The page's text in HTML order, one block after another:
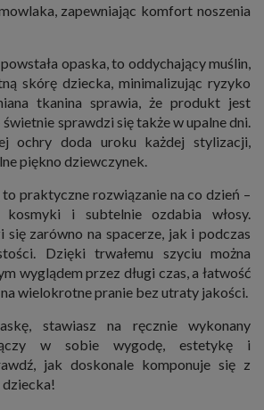
zapewniając komfort noszenia
opaska, to oddychający muślin,
skórę dziecka, minimalizując ryzyko
tkanina sprawia, że produkt jest
sprawdzi się także w upalne dni.
ochry doda uroku każdej stylizacji,
piękno dziewczynek.
praktyczne rozwiązanie na co dzień –
kosmyki i subtelnie ozdabia włosy.
się zarówno na spacerze, jak i podczas
Dzięki trwałemu szyciu można
wyglądem przez długi czas, a łatwość
wielokrotne pranie bez utraty jakości.
stawiasz na ręcznie wykonany
w sobie wygodę, estetykę i
jak doskonale komponuje się z